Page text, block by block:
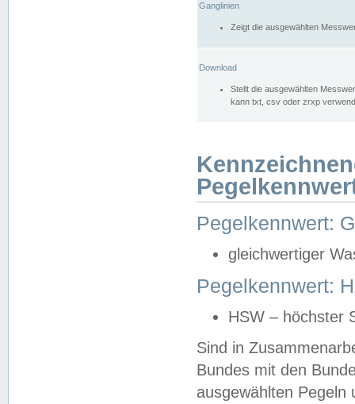
Ganglinien
Zeigt die ausgewählten
Download
Stellt die ausgewählten
kann txt, csv oder zrxp
Pegelkennwert:
gleichwertiger
Pegelkennwert:
HSW – höchster
Sind in
Bundes mit den
ausgewählten